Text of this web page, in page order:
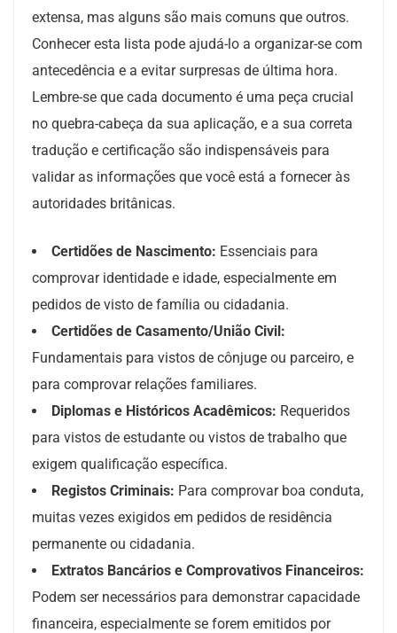
extensa, mas alguns são mais comuns que outros.
Conhecer esta lista pode ajudá-lo a organizar-se com
antecedência e a evitar surpresas de última hora.
Lembre-se que cada documento é uma peça crucial
no quebra-cabeça da sua aplicação, e a sua correta
tradução e certificação são indispensáveis para
validar as informações que você está a fornecer às
autoridades britânicas.
Certidões de Nascimento: Essenciais para
comprovar identidade e idade, especialmente em
pedidos de visto de família ou cidadania.
Certidões de Casamento/União Civil:
Fundamentais para vistos de cônjuge ou parceiro, e
para comprovar relações familiares.
Diplomas e Históricos Acadêmicos: Requeridos
para vistos de estudante ou vistos de trabalho que
exigem qualificação específica.
Registos Criminais: Para comprovar boa conduta,
muitas vezes exigidos em pedidos de residência
permanente ou cidadania.
Extratos Bancários e Comprovativos Financeiros:
Podem ser necessários para demonstrar capacidade
financeira, especialmente se forem emitidos por